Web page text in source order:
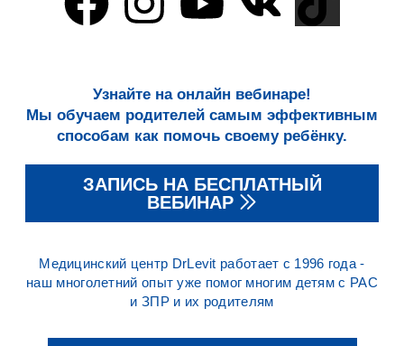
Узнайте на онлайн вебинаре!
Мы обучаем родителей самым эффективным
способам как помочь своему ребёнку.
ЗАПИСЬ НА БЕСПЛАТНЫЙ
ВЕБИНАР
Медицинский центр DrLevit работает с 1996 года -
наш многолетний опыт уже помог многим детям с РАС
и ЗПР и их родителям